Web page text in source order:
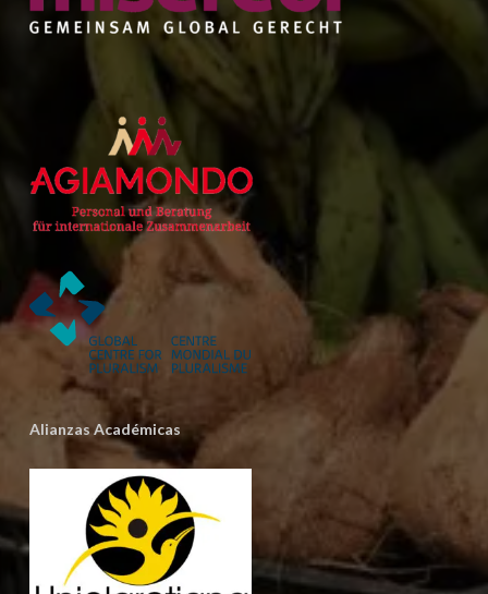
Alianzas Académicas